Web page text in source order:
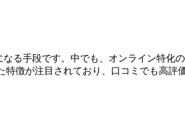
る手段です。中でも、オンライン特化
徴が注目されており、口コミでも高